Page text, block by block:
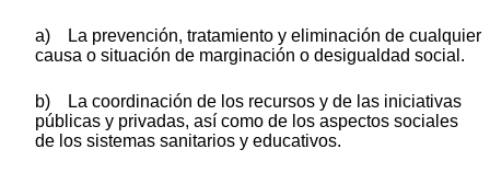
a) La prevención, tratamiento y eliminación de cualquier
causa o situación de marginación o desigualdad social.
b) La coordinación de los recursos y de las iniciativas
públicas y privadas, así como de los aspectos sociales
de los sistemas sanitarios y educativos.